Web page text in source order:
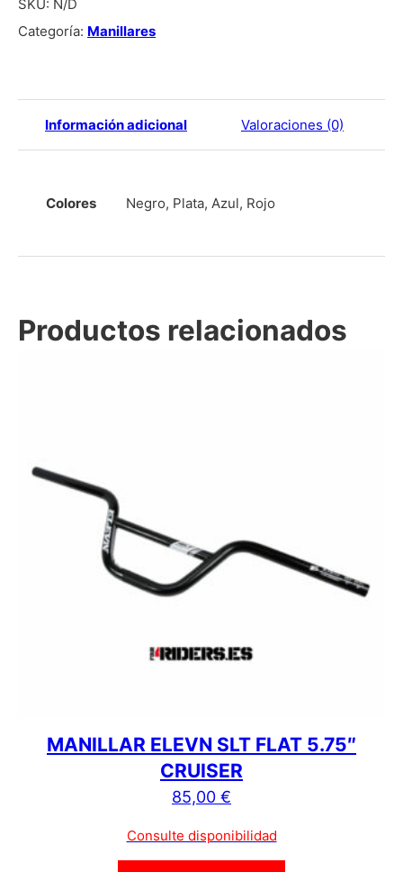
SKU: N/D
Categoría: Manillares
Información adicional Valoraciones (0)
Colores Negro, Plata, Azul, Rojo
Productos relacionados
MANILLAR ELEVN SLT FLAT 5.75″
CRUISER
85,00 €
Consulte disponibilidad